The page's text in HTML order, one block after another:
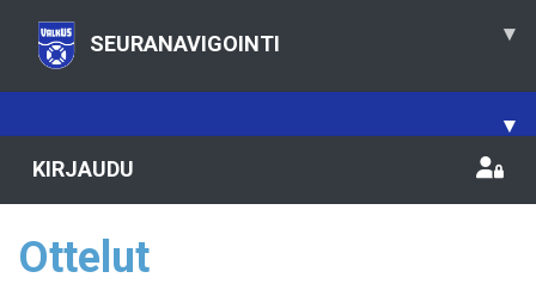
SEURANAVIGOINTI ▾
▾
KIRJAUDU
Ottelut